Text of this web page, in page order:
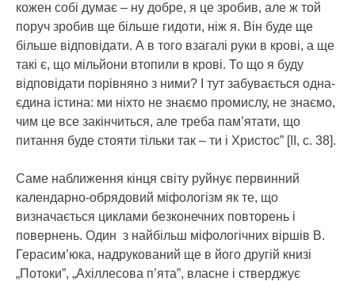
кожен собі думає – ну добре, я це зробив, але ж той
поруч зробив ще більше гидоти, ніж я. Він буде ще
більше відповідати. А в того взагалі руки в крові, а ще
такі є, що мільйони втопили в крові. То що я буду
відповідати порівняно з ними? І тут забувається одна-
єдина істина: ми ніхто не знаємо промислу, не знаємо,
чим це все закінчиться, але треба пам’ятати, що
питання буде стояти тільки так – ти і Христос” [ІІ, с. 38].
Саме наближення кінця світу руйнує первинний
календарно-обрядовий міфологізм як те, що
визначається циклами безконечних повторень і
повернень. Один з найбільш міфологічних віршів В.
Герасим’юка, надрукований ще в його другій книзі
„Потоки”, „Ахіллесова п’ята”, власне і стверджує